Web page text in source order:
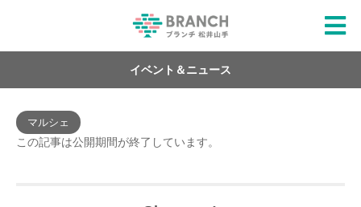
イベント＆ニュース
マルシェ
この記事は公開期間が終了しています。